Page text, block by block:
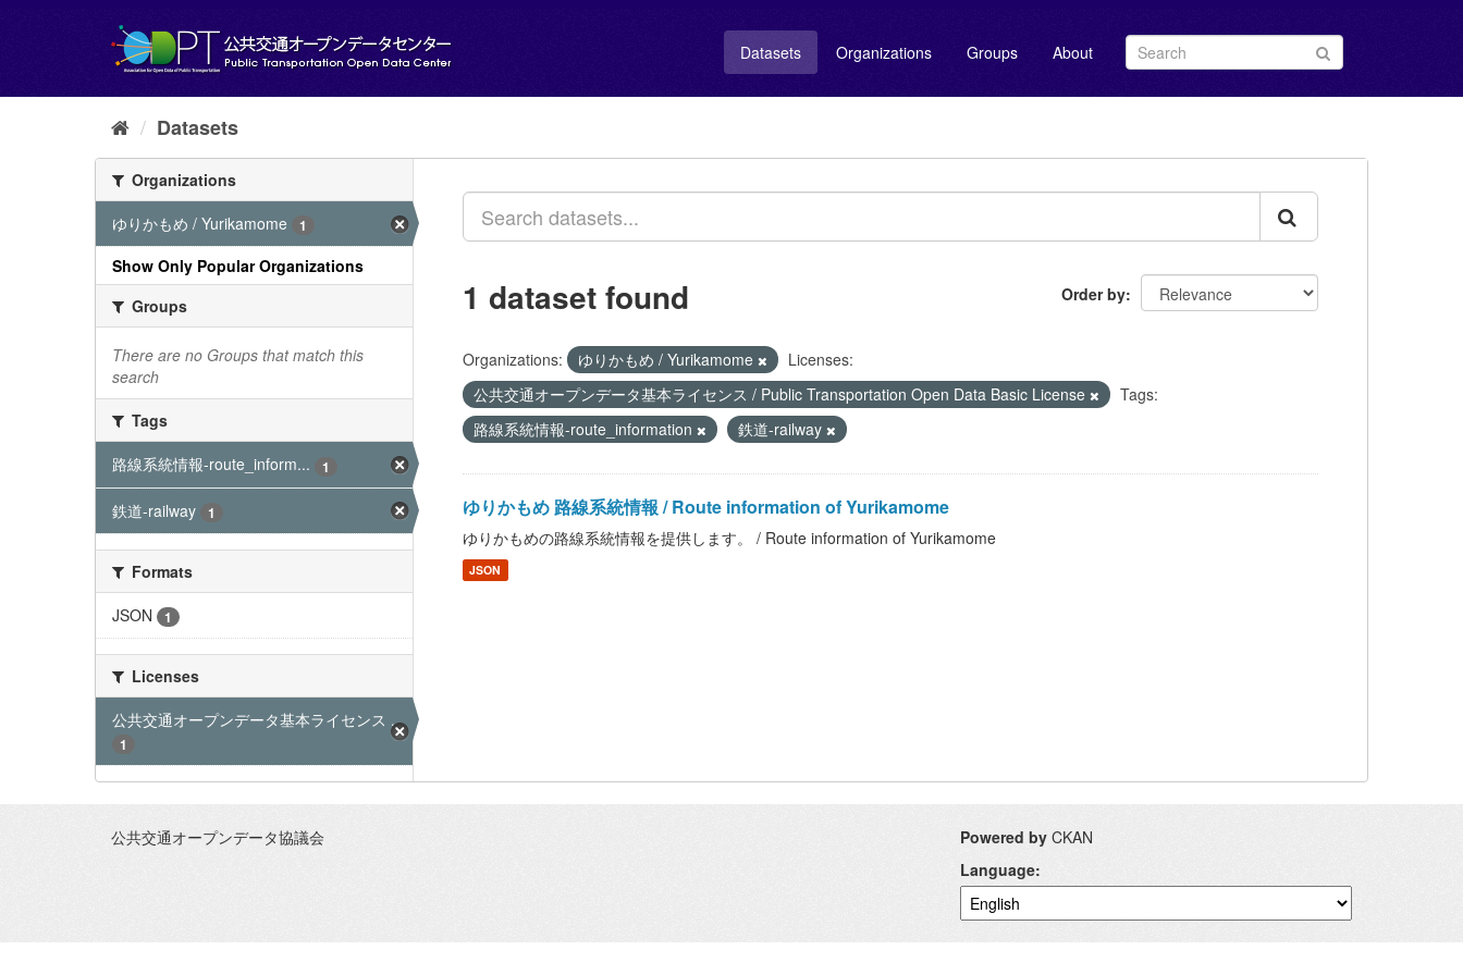
Datasets Organizations Groups About
Datasets
Organizations
ゆりかもめ / Yurikamome
1
Show Only Popular Organizations
Groups
There are no Groups that match this
search
Tags
路線系統情報-route_inform...
1
鉄道-railway 1
Formats
JSON
1
Licenses
公共交通オープンデータ基本ライセンス ...
1
Order by
1 dataset found
Organizations: ゆりかもめ / Yurikamome
Licenses:
公共交通オープンデータ基本ライセンス / Public Transportation Open Data Basic License
Tags:
路線系統情報-route_information
鉄道-railway
ゆりかもめ 路線系統情報 / Route information of Yurikamome
ゆりかもめの路線系統情報を提供します。 / Route information of Yurikamome
JSON
公共交通オープンデータ協議会 Powered by CKAN
Language